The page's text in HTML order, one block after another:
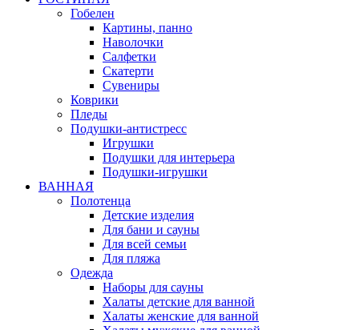
Гобелен
Картины, панно
Наволочки
Салфетки
Скатерти
Сувениры
Коврики
Пледы
Подушки-антистресс
Игрушки
Подушки для интерьера
Подушки-игрушки
ВАННАЯ
Полотенца
Детские изделия
Для бани и сауны
Для всей семьи
Для пляжа
Одежда
Наборы для сауны
Халаты детские для ванной
Халаты женские для ванной